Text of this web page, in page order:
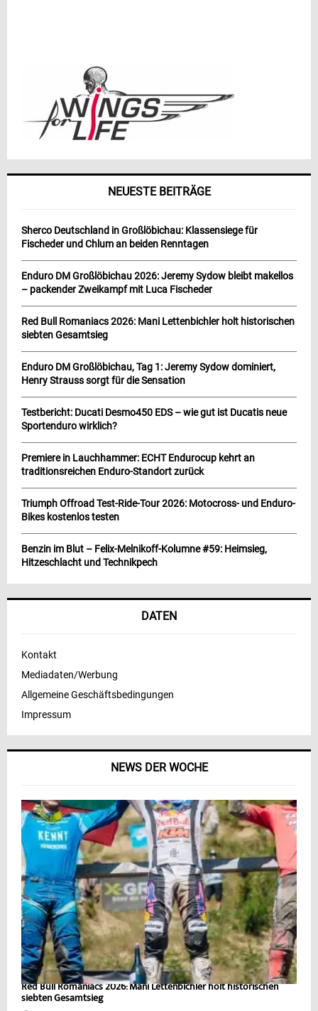
NEWS DER WOCHE
Red Bull Romaniacs 2026: Mani Lettenbichler holt historischen
siebten Gesamtsieg
NEUESTE BEITRÄGE
Sherco Deutschland in Großlöbichau: Klassensiege für
Fischeder und Chlum an beiden Renntagen
Enduro DM Großlöbichau 2026: Jeremy Sydow bleibt makellos
– packender Zweikampf mit Luca Fischeder
Red Bull Romaniacs 2026: Mani Lettenbichler holt historischen
siebten Gesamtsieg
Enduro DM Großlöbichau, Tag 1: Jeremy Sydow dominiert,
Henry Strauss sorgt für die Sensation
Testbericht: Ducati Desmo450 EDS – wie gut ist Ducatis neue
Sportenduro wirklich?
Premiere in Lauchhammer: ECHT Endurocup kehrt an
traditionsreichen Enduro-Standort zurück
Triumph Offroad Test-Ride-Tour 2026: Motocross- und Enduro-
Bikes kostenlos testen
Benzin im Blut – Felix-Melnikoff-Kolumne #59: Heimsieg,
Hitzeschlacht und Technikpech
DATEN
Kontakt
Mediadaten/Werbung
Allgemeine Geschäftsbedingungen
Impressum